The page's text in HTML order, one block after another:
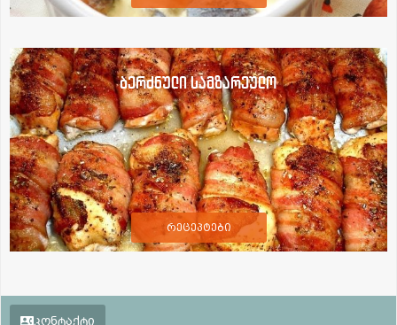
ბერძნული სამზარეულო
რეცეპტები
კონტაქტი